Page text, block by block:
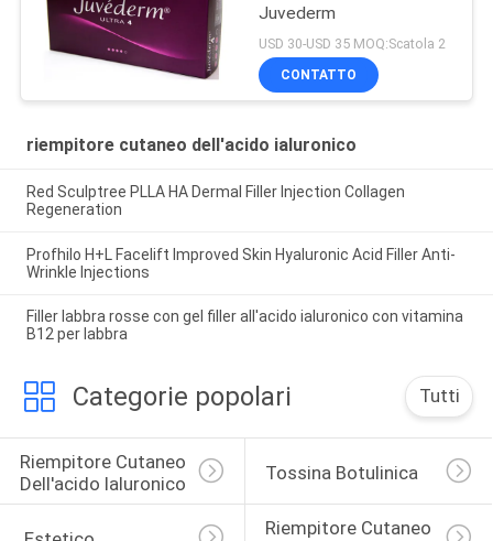
Juvederm
USD 30-USD 35 MOQ:Scatola 2
CONTATTO
riempitore cutaneo dell'acido ialuronico
Red Sculptree PLLA HA Dermal Filler Injection Collagen
Regeneration
Profhilo H+L Facelift Improved Skin Hyaluronic Acid Filler Anti-
Wrinkle Injections
Filler labbra rosse con gel filler all'acido ialuronico con vitamina
B12 per labbra
Categorie popolari Tutti
Riempitore Cutaneo
Dell'acido Ialuronico
Tossina Botulinica
Riempitore Cutaneo